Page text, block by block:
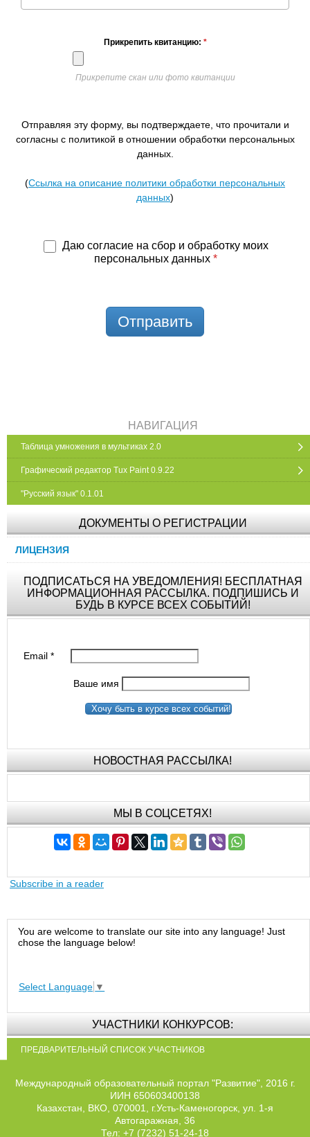
Прикрепить квитанцию: *
Прикрепите скан или фото квитанции
Отправляя эту форму, вы подтверждаете, что прочитали и
согласны с политикой в отношении обработки персональных
данных.
(Ссылка на описание политики обработки персональных
данных)
Даю согласие на сбор и обработку моих
персональных данных *
Отправить
НАВИГАЦИЯ
Таблица умножения в мультиках 2.0
Графический редактор Tux Paint 0.9.22
"Русский язык" 0.1.01
ДОКУМЕНТЫ О РЕГИСТРАЦИИ
ЛИЦЕНЗИЯ
ПОДПИСАТЬСЯ НА УВЕДОМЛЕНИЯ! БЕСПЛАТНАЯ
ИНФОРМАЦИОННАЯ РАССЫЛКА. ПОДПИШИСЬ И
БУДЬ В КУРСЕ ВСЕХ СОБЫТИЙ!
Email*
Ваше имя
Хочу быть в курсе всех событий!
НОВОСТНАЯ РАССЫЛКА!
МЫ В СОЦСЕТЯХ!
Subscribe in a reader
You are welcome to translate our site into any language! Just
chose the language below!
Select Language ▼
УЧАСТНИКИ КОНКУРСОВ:
ПРЕДВАРИТЕЛЬНЫЙ СПИСОК УЧАСТНИКОВ
Международный образовательный портал "Развитие", 2016 г.
ИИН 650603400138
Казахстан, ВКО, 070001, г.Усть-Каменогорск, ул. 1-я
Автогаражная, 36
Тел: +7 (7232) 51-24-18